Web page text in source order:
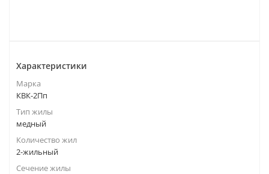
Характеристики
Марка
КВК-2Пп
Тип жилы
медный
Количество жил
2-жильный
Сечение жилы